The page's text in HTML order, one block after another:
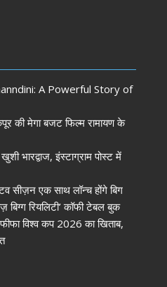
A Powerful Story of
की मेगा बजट फिल्म रामायण के
भारद्वाज, इंस्टाग्राम पोस्ट में
सीज़न एक साथ लॉन्च होंगे बिग
रियलिटी’ कॉफी टेबल बुक
विश्व कप 2026 का खिताब,